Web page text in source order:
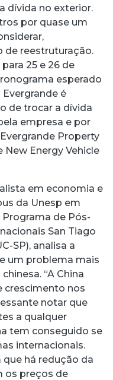
dívida no exterior.
por quase um
de reestruturação.
25 e 26 de
esperado
é
de trocar a dívida
empresa e por
Property
New Energy Vehicle
em economia e
da Unesp em
de Pós-
San Tiago
SP), analisa a
um problema mais
“A China
crescimento nos
notar que
a qualquer
tem conseguido se
internacionais.
há redução da
os preços de